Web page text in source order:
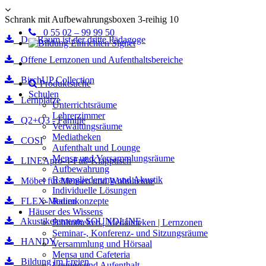
Schrank mit Aufbewahrungsboxen 3-reihig 10
Der Raum ist der dritte Pädagoge
Offene Lernzonen und Aufenthaltsbereiche
BirchUP Collection
Lernplätze
Q2+Q3 - Familie
COSI
LINEApro-4-Fuß-Klapptisch
Möbel für Mensen und Wohnheime
FLEX-Medien
Akustikelemente SOUNDLINE
HANDY
Bildung im Freien
0 55 02 – 99 99 50
Produktsuche
Schulen
Unterrichtsräume
Lehrerzimmer
Verwaltungsräume
Mediatheken
Aufenthalt und Lounge
Mensa und Versammlungsräume
Aufbewahrung
Raumgliederung und Akustik
Individuelle Lösungen
Raumkonzepte
Häuser des Wissens
Bibliotheken | Mediatheken | Lernzonen
Seminar-, Konferenz- und Sitzungsräume
Versammlung und Hörsaal
Mensa und Cafeteria